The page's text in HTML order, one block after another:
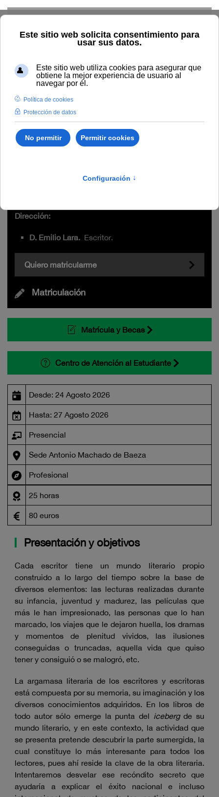
Inicio Estudiar Oferta académica
Modalidad
Presencial
El escritor y su mundo literario
Cursos de verano/Artes y Humanidades/B200
Dirección:
D. Emilio Lara. Escritor.
Quiero matricularme
Matriculación
Matrícula y Becas
Centro de Atención al Estudiante
Desde: 24 Agosto 2026
Hasta: 27 Agosto 2026
Presencial
Sede Antonio Machado de Baeza
Profesional
25 horas
80 euros
Presentación y objetivos
Cada escritor tiene un mundo literario propio
construido a lo largo del tiempo sobre la base de
diversos elementos: las lecturas realizadas durante
su infancia, juventud y madurez, las películas que
más le han impresionado, las personas que lo han
marcado, los viajes que le dejaron huella, los dramas
y momentos de plenitud vividos, las ilusiones
conseguidas o truncadas, aquella vida que quiso
tener y consiguió o se malogró, etc.
La argamasa literaria de los escritores y escritoras
está compuesta por su memoria, su imaginación y los
diversos conocimientos adquiridos. En los libros de
todo autor sólo emerge la punta del icebergde su
mundo literario, y en este contexto, la actividad que
se presenta pretende descubrir la parte sumergida, la
cual constituye lo más interesante para todos los
lectores, pues ahí reside la clave de la obra literaria.
Intentaremos desvelar ese recóndito secreto que
ayudaría a explicar el éxito nacional e incluso